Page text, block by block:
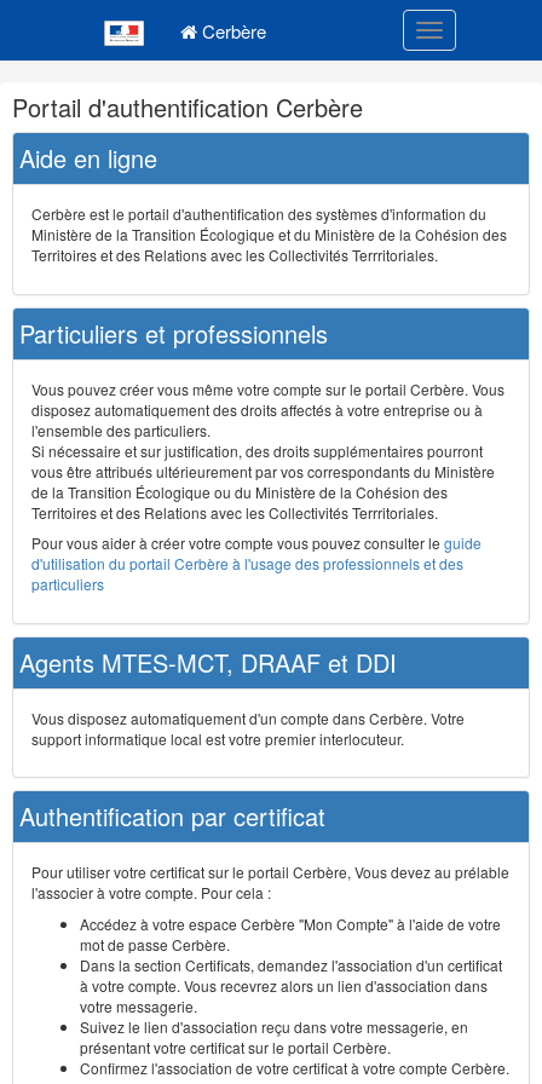
Cerbère Toggle
Navigation
et
outils
annexes
Portail d'authentification Cerbère
Aide en ligne
Cerbère est le portail d'authentification des systèmes d'information du
Ministère de la Transition Écologique et du Ministère de la Cohésion des
Territoires et des Relations avec les Collectivités Terrritoriales.
Particuliers et professionnels
Vous pouvez créer vous même votre compte sur le portail Cerbère. Vous
disposez automatiquement des droits affectés à votre entreprise ou à
l'ensemble des particuliers.
Si nécessaire et sur justification, des droits supplémentaires pourront
vous être attribués ultérieurement par vos correspondants du Ministère
de la Transition Écologique ou du Ministère de la Cohésion des
Territoires et des Relations avec les Collectivités Terrritoriales.
Pour vous aider à créer votre compte vous pouvez consulter le guide
d'utilisation du portail Cerbère à l'usage des professionnels et des
particuliers
Agents MTES-MCT, DRAAF et DDI
Vous disposez automatiquement d'un compte dans Cerbère. Votre
support informatique local est votre premier interlocuteur.
Authentification par certificat
Pour utiliser votre certificat sur le portail Cerbère, Vous devez au prélable
l'associer à votre compte. Pour cela :
Accédez à votre espace Cerbère "Mon Compte" à l'aide de votre
mot de passe Cerbère.
Dans la section Certificats, demandez l'association d'un certificat
à votre compte. Vous recevrez alors un lien d'association dans
votre messagerie.
Suivez le lien d'association reçu dans votre messagerie, en
présentant votre certificat sur le portail Cerbère.
Confirmez l'association de votre certificat à votre compte Cerbère.